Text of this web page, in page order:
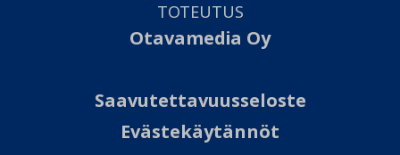
TOTEUTUS
Otavamedia Oy
Saavutettavuusseloste
Evästekäytännöt